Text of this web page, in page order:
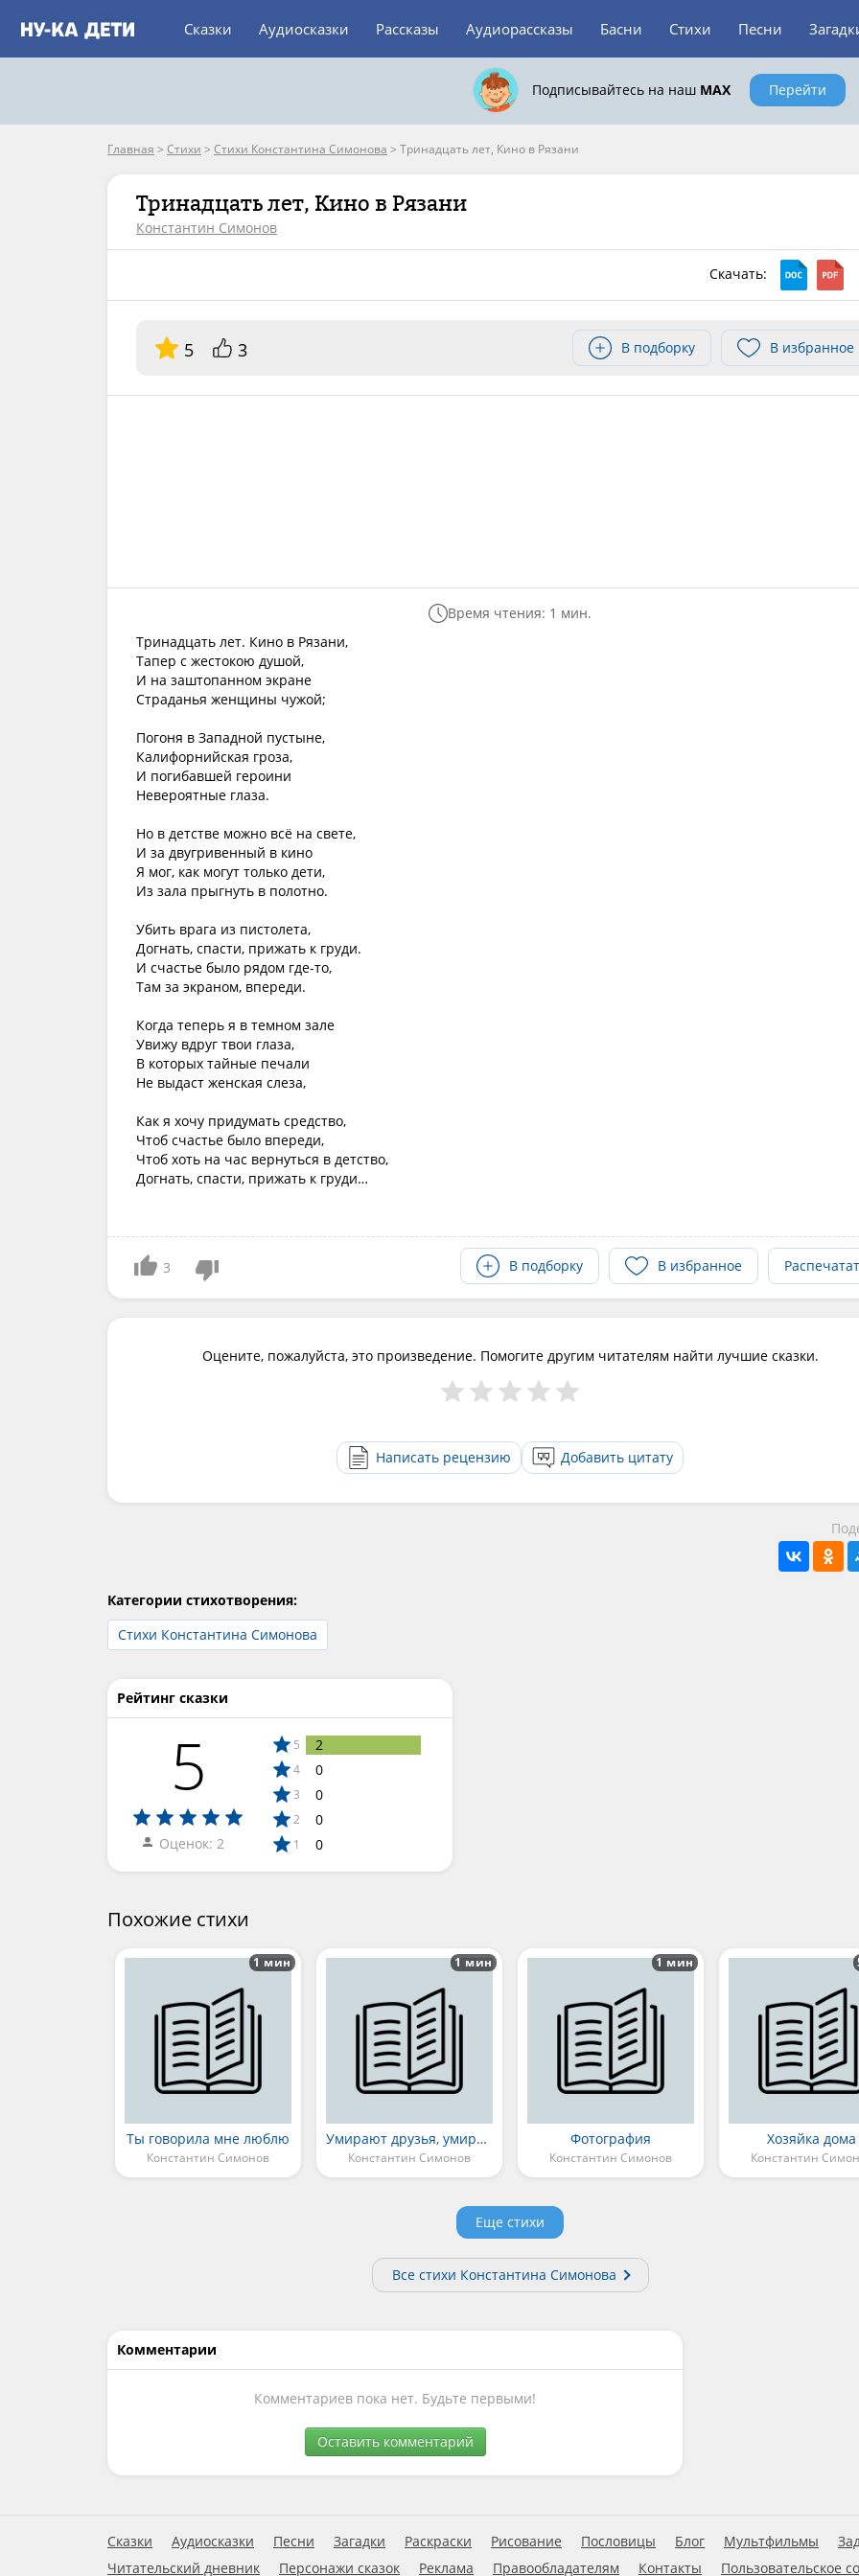
Сказки Аудиосказки Рассказы Аудиорассказы Басни Стихи Песни
Подписывайтесь на наш MAX Перейти
Главная > Стихи > Стихи Константина Симонова > Тринадцать лет, Кино в Рязани
Тринадцать лет, Кино в Рязани
Константин Симонов
Скачать:
5 3 В подборку В избранное
Время чтения: 1 мин.
Тринадцать лет. Кино в Рязани,
Тапер с жестокою душой,
И на заштопанном экране
Страданья женщины чужой;
Погоня в Западной пустыне,
Калифорнийская гроза,
И погибавшей героини
Невероятные глаза.
Но в детстве можно всё на свете,
И за двугривенный в кино
Я мог, как могут только дети,
Из зала прыгнуть в полотно.
Убить врага из пистолета,
Догнать, спасти, прижать к груди.
И счастье было рядом где-то,
Там за экраном, впереди.
Когда теперь я в темном зале
Увижу вдруг твои глаза,
В которых тайные печали
Не выдаст женская слеза,
Как я хочу придумать средство,
Чтоб счастье было впереди,
Чтоб хоть на час вернуться в детство,
Догнать, спасти, прижать к груди…
3 В подборку В избранное
Оцените, пожалуйста, это произведение. Помогите другим читателям найти лучшие сказки.
Написать рецензию Добавить цитату
Категории стихотворения:
Стихи Константина Симонова
Рейтинг сказки
5
Оценок: 2
5 2
4 0
3 0
2 0
1 0
Похожие стихи
Ты говорила мне люблю
Константин Симонов
1 мин
Умирают друзья, умирают
Константин Симонов
1 мин
Фотография
Константин Симонов
1 мин
Хозяйка дома
Константин
Еще стихи
Все стихи Константина Симонова
Комментарии
Комментариев пока нет. Будьте первыми!
Оставить комментарий
Сказки Аудиосказки Песни Загадки Раскраски Рисование Пословицы Блог Мультфильмы
Читательский дневник
Персонажи сказок Реклама Правообладателям Контакты Пользовательское